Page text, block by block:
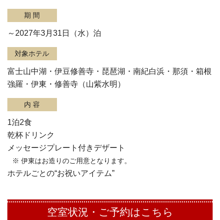
期 間
～2027年3月31日（水）泊
対象ホテル
富士山中湖・ 伊豆修善寺・琵琶湖・南紀白浜・ 那須・箱根
強羅・伊東・修善寺（山紫水明）
内 容
1泊2食
乾杯ドリンク
メッセージプレート付きデザート
※ 伊東はお造りのご用意となります。
ホテルごとの“お祝いアイテム”
空室状況・ご予約はこちら